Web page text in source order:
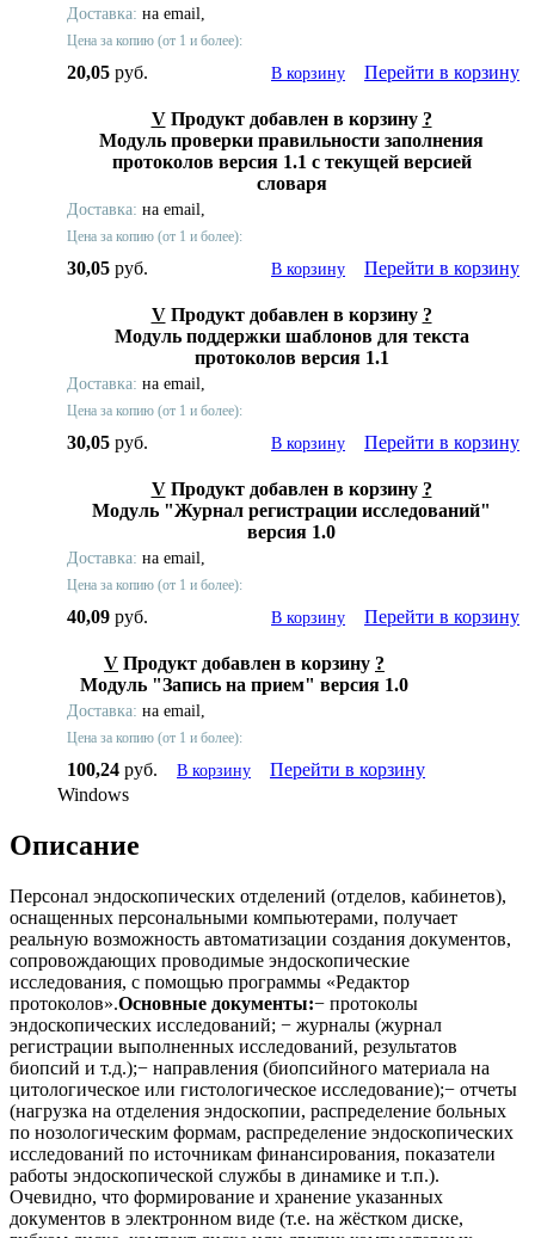
Доставка: на email,
Цена за копию (от 1 и более):
20,05 руб. В корзину Перейти в корзину
V Продукт добавлен в корзину ?
Модуль проверки правильности заполнения
протоколов версия 1.1 с текущей версией
словаря
Доставка: на email,
Цена за копию (от 1 и более):
30,05 руб. В корзину Перейти в корзину
V Продукт добавлен в корзину ?
Модуль поддержки шаблонов для текста
протоколов версия 1.1
Доставка: на email,
Цена за копию (от 1 и более):
30,05 руб. В корзину Перейти в корзину
V Продукт добавлен в корзину ?
Модуль "Журнал регистрации исследований"
версия 1.0
Доставка: на email,
Цена за копию (от 1 и более):
40,09 руб. В корзину Перейти в корзину
V Продукт добавлен в корзину ?
Модуль "Запись на прием" версия 1.0
Доставка: на email,
Цена за копию (от 1 и более):
100,24 руб. В корзину
Перейти в корзину
Windows
Описание
Персонал эндоскопических отделений (отделов, кабинетов),
оснащенных персональными компьютерами, получает
реальную возможность автоматизации создания документов,
сопровождающих проводимые эндоскопические
исследования, с помощью программы «Редактор
протоколов».Основные документы:− протоколы
эндоскопических исследований; − журналы (журнал
регистрации выполненных исследований, результатов
биопсий и т.д.);− направления (биопсийного материала на
цитологическое или гистологическое исследование);− отчеты
(нагрузка на отделения эндоскопии, распределение больных
по нозологическим формам, распределение эндоскопических
исследований по источникам финансирования, показатели
работы эндоскопической службы в динамике и т.п.).
Очевидно, что формирование и хранение указанных
документов в электронном виде (т.е. на жёстком диске,